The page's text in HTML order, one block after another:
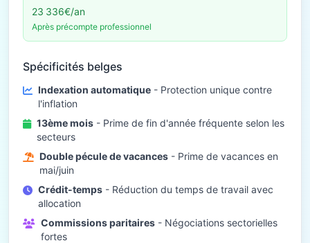
23 336€/an
Après précompte professionnel
Spécificités belges
Indexation automatique - Protection unique contre
l'inflation
13ème mois - Prime de fin d'année fréquente selon les
secteurs
Double pécule de vacances - Prime de vacances en
mai/juin
Crédit-temps - Réduction du temps de travail avec
allocation
Commissions paritaires - Négociations sectorielles
fortes